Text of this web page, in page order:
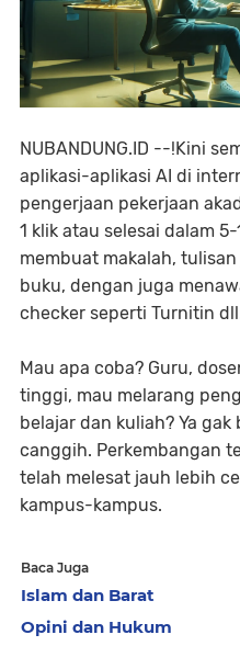
NUBANDUNG.ID --!Kini
aplikasi-aplikasi AI di
pengerjaan pekerjaan
1 klik atau selesai dalam
membuat makalah,
buku, dengan juga
checker seperti Turnitin
Mau apa coba? Guru,
tinggi, mau melarang
belajar dan kuliah? Ya
canggih. Perkembangan
telah melesat jauh lebih
kampus-kampus.
Baca Juga
Islam dan Barat
Opini dan Hukum